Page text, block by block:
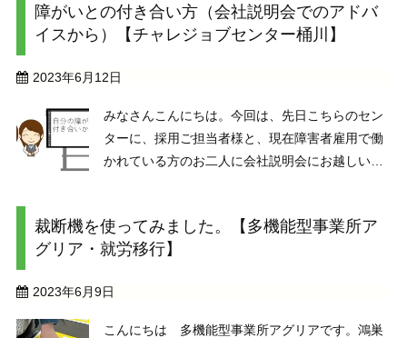
障がいとの付き合い方（会社説明会でのアドバ
イスから）【チャレジョブセンター桶川】
2023年6月12日
みなさんこんにちは。今回は、先日こちらのセン
ターに、採用ご担当者様と、現在障害者雇用で働
かれている方のお二人に会社説明会にお越しいた
ご紹介します。なお、今回お越しいただいた障害
者雇用で働かれて ...
裁断機を使ってみました。【多機能型事業所ア
グリア・就労移行】
2023年6月9日
こんにちは 多機能型事業所アグリアです。鴻巣